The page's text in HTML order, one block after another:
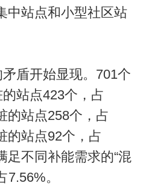
中站点和小型社区站
盾开始显现。701个
站点423个，占
的站点258个，占
的站点92个，占
足不同补能需求的“混
7.56%。